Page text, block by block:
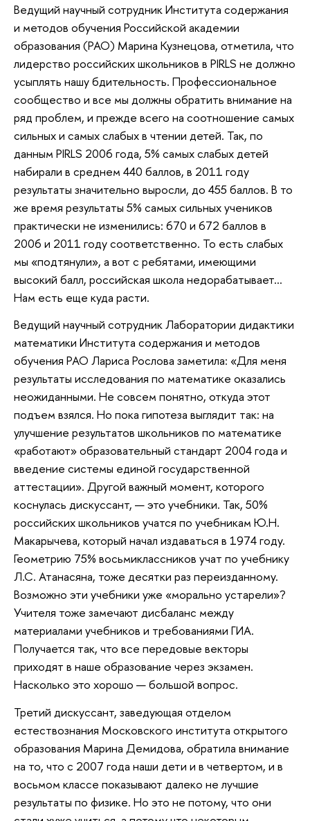
Ведущий научный сотрудник Института содержания
и методов обучения Российской академии
образования (РАО) Марина Кузнецова, отметила, что
лидерство российских школьников в PIRLS не должно
усыплять нашу бдительность. Профессиональное
сообщество и все мы должны обратить внимание на
ряд проблем, и прежде всего на соотношение самых
сильных и самых слабых в чтении детей. Так, по
данным PIRLS 2006 года, 5% самых слабых детей
набирали в среднем 440 баллов, в 2011 году
результаты значительно выросли, до 455 баллов. В то
же время результаты 5% самых сильных учеников
практически не изменились: 670 и 672 баллов в
2006 и 2011 году соответственно. То есть слабых
мы «подтянули», а вот с ребятами, имеющими
высокий балл, российская школа недорабатывает…
Нам есть еще куда расти.
Ведущий научный сотрудник Лаборатории дидактики
математики Института содержания и методов
обучения РАО Лариса Рослова заметила: «Для меня
результаты исследования по математике оказались
неожиданными. Не совсем понятно, откуда этот
подъем взялся. Но пока гипотеза выглядит так: на
улучшение результатов школьников по математике
«работают» образовательный стандарт 2004 года и
введение системы единой государственной
аттестации». Другой важный момент, которого
коснулась дискуссант, — это учебники. Так, 50%
российских школьников учатся по учебникам Ю.Н.
Макарычева, который начал издаваться в 1974 году.
Геометрию 75% восьмиклассников учат по учебнику
Л.С. Атанасяна, тоже десятки раз переизданному.
Возможно эти учебники уже «морально устарели»?
Учителя тоже замечают дисбаланс между
материалами учебников и требованиями ГИА.
Получается так, что все передовые векторы
приходят в наше образование через экзамен.
Насколько это хорошо — большой вопрос.
Третий дискуссант, заведующая отделом
естествознания Московского института открытого
образования Марина Демидова, обратила внимание
на то, что с 2007 года наши дети и в четвертом, и в
восьмом классе показывают далеко не лучшие
результаты по физике. Но это не потому, что они